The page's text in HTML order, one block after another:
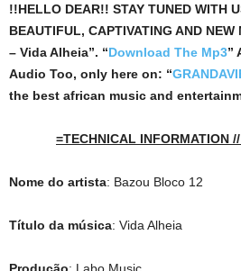
!!HELLO DEAR!! STAY TUNED WITH
BEAUTIFUL, CAPTIVATING AND
– Vida Alheia”. “Download The Mp3”
Audio Too, only here on: “
the best african music and
=TECHNICAL INFORMATION
Nome do artista: Bazou Bloco 12
Título da música: Vida Alheia